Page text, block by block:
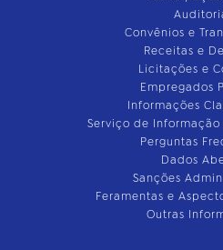
Convênios e
Receitas e
Licitações e
Empregados
Informações
Serviço de Informação
Perguntas
Dados
Sanções
Feramentas e
Outras